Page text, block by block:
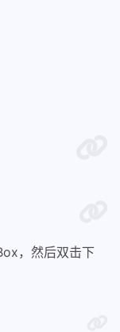
，然后双击下